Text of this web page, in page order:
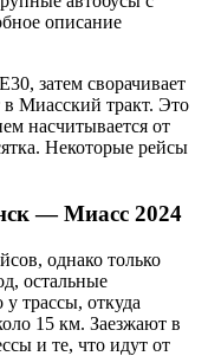
описание
затем сворачивает
Миасский тракт. Это
насчитывается от
Некоторые рейсы
— Миасс 2024
однако только
остальные
трассы, откуда
15 км. Заезжают в
и те, что идут от